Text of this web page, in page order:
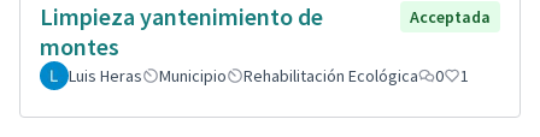
Limpieza yantenimiento de
montes
Acceptada
Luis Heras Municipio Rehabilitación Ecológica 0 1